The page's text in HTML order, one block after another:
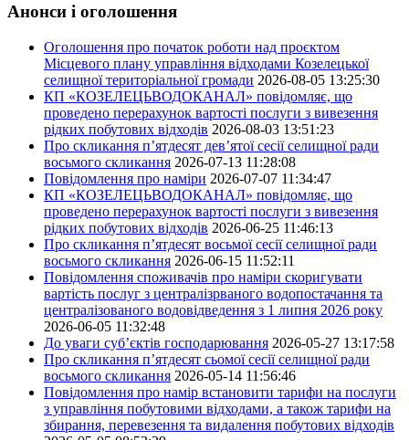
Анонси і оголошення
Оголошення про початок роботи над проєктом
Місцевого плану управління відходами Козелецької
селищної територіальної громади 2026-08-05 13:25:30
КП «КОЗЕЛЕЦЬВОДОКАНАЛ» повідомляє, що
проведено перерахунок вартості послуги з вивезення
рідких побутових відходів 2026-08-03 13:51:23
Про скликання п’ятдесят дев’ятої сесії селищної ради
восьмого скликання 2026-07-13 11:28:08
Повідомлення про наміри 2026-07-07 11:34:47
КП «КОЗЕЛЕЦЬВОДОКАНАЛ» повідомляє, що
проведено перерахунок вартості послуги з вивезення
рідких побутових відходів 2026-06-25 11:46:13
Про скликання п’ятдесят восьмої сесії селищної ради
восьмого скликання 2026-06-15 11:52:11
Повідомлення споживачів про наміри скоригувати
вартість послуг з централізрваного водопостачання та
централізованого водовідведення з 1 липня 2026 року
2026-06-05 11:32:48
До уваги суб’єктів господарювання 2026-05-27 13:17:58
Про скликання п’ятдесят сьомої сесії селищної ради
восьмого скликання 2026-05-14 11:56:46
Повідомлення про намір встановити тарифи на послуги
з управління побутовими відходами, а також тарифи на
збирання, перевезення та видалення побутових відходів